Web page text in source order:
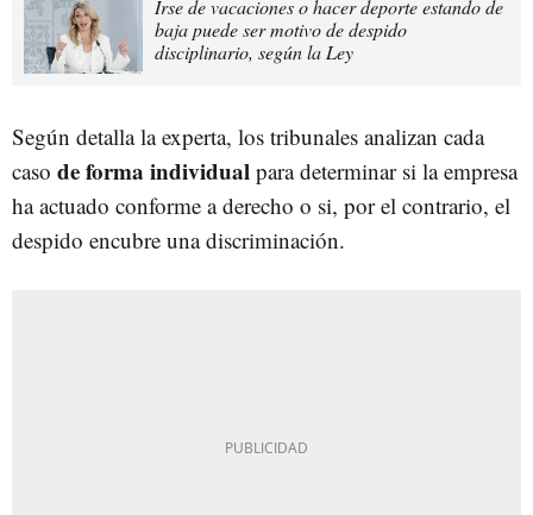
Irse de vacaciones o hacer deporte estando de
baja puede ser motivo de despido
disciplinario, según la Ley
Según detalla la experta, los tribunales analizan cada
caso de forma individual para determinar si la empresa
ha actuado conforme a derecho o si, por el contrario, el
despido encubre una discriminación.